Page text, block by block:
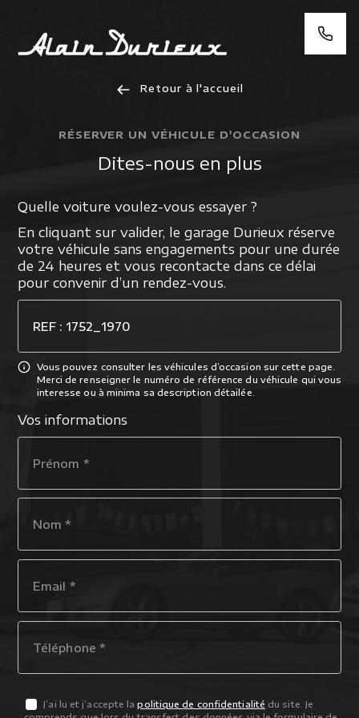
Retour à l'accueil
RÉSERVER UN VÉHICULE D'OCCASION
Dites-nous en plus
Quelle voiture voulez-vous essayer ?
En cliquant sur valider, le garage Durieux réserve
votre véhicule sans engagements pour une durée
de 24 heures et vous recontacte dans ce délai
pour convenir d’un rendez-vous.
Vous pouvez consulter les véhicules d’occasion sur cette page.
Merci de renseigner le numéro de référence du véhicule qui vous
interesse ou à minima sa description détailée.
Vos informations
J’ai lu et j’accepte lapolitique de confidentialité du site. Je